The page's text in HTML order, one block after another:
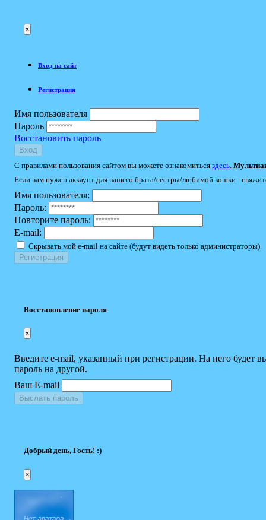
×
Вход на сайт
Регистрация
Имя пользователя
Пароль
Восстановить пароль
Вход
С правилами пользования сайтом вы можете ознакомиться здесь
Если вам нужен аккаунт для вашего брата/сестры/любимой кошки -
Имя пользователя:
Пароль:
Повторите пароль:
E-mail:
Скрывать мой e-mail на сайте (будут видеть только администраторы).
Восстановление пароля
×
Введите e-mail, указанный при регистрации. На него будет
пароль на другой.
Ваш E-mail
Выслать пароль
Добрый день, Гость! :)
×